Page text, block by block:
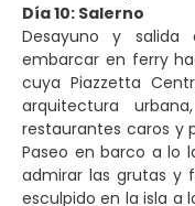
Día 10: Salerno
Desayuno y
embarcar en ferry
cuya Piazzetta
arquitectura
restaurantes caros y
Paseo en barco a lo
admirar las grutas y
esculpido en la isla a